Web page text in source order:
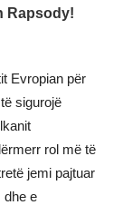
Evropian për
sigurojë
rol më të
jemi pajtuar
dhe e